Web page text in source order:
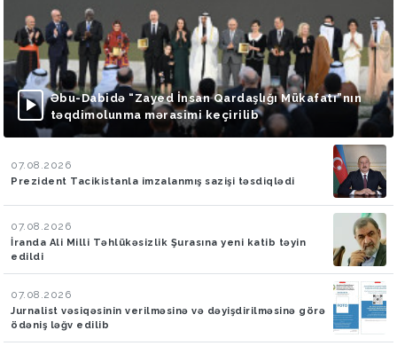
Əbu-Dabidə “Zayed İnsan Qardaşlığı Mükafatı”nın
təqdimolunma mərasimi keçirilib
07.08.2026
Prezident Tacikistanla imzalanmış sazişi təsdiqlədi
07.08.2026
İranda Ali Milli Təhlükəsizlik Şurasına yeni katib təyin
edildi
07.08.2026
Jurnalist vəsiqəsinin verilməsinə və dəyişdirilməsinə görə
ödəniş ləğv edilib